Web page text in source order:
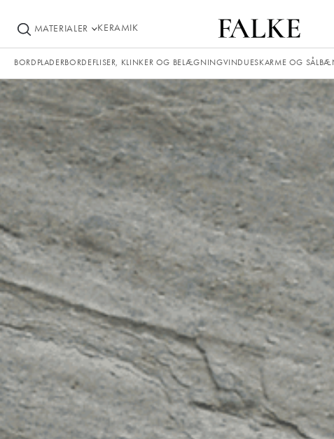
MATERIALER KERAMIK
BORDPLADERBORDEFLISER, KLINKER OG BELÆGNINGVINDUESKARME OG